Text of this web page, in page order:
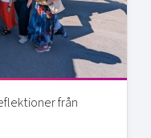
från